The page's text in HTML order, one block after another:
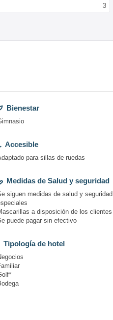
3
Bienestar
Accesible
para sillas de ruedas
Medidas de Salud y seguridad
siguen medidas de salud y seguridad
a disposición de los clientes
puede pagar sin efectivo
Tipología de hotel